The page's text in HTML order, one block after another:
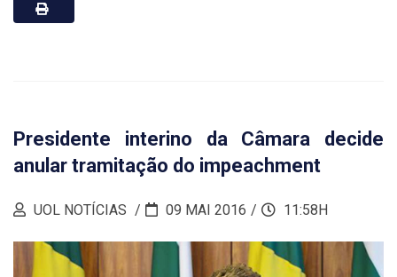
Presidente interino da Câmara decide
anular tramitação do impeachment
UOL NOTÍCIAS 09 MAI 2016 11:58H